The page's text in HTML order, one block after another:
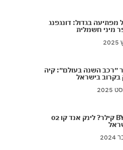
בגדול: דונגפנג
מיני חשמלית
״רכב השנה בעולם״: קיה
BYD Atto 3 קילר? לינק אנד קו 02